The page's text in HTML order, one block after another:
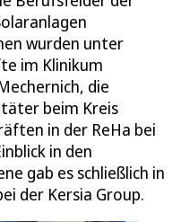
wurden unter
im Klinikum
die
beim Kreis
in der ReHa bei
in den
gab es schließlich in
der Kersia Group.